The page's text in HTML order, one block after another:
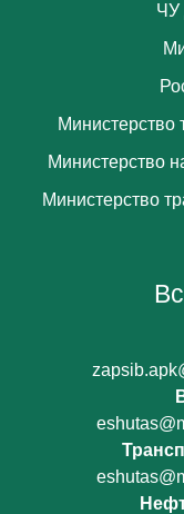
ЧУ
Министерство
Министерство
Министерство